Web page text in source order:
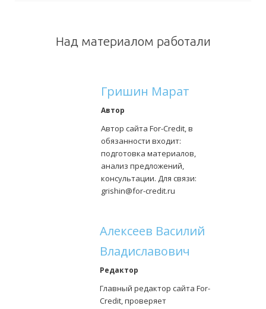
Над материалом работали
Гришин Марат
Автор
Автор сайта For-Credit, в
обязанности входит:
подготовка материалов,
анализ предложений,
консультации. Для связи:
grishin@for-credit.ru
Алексеев Василий
Владиславович
Редактор
Главный редактор сайта For-
Credit, проверяет